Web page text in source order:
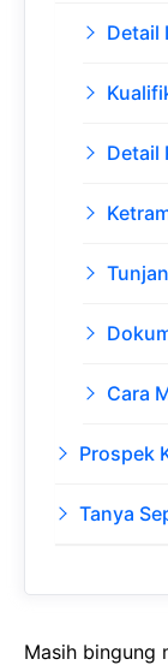
Detail
Detail
Cara
Prospek
Tanya
Masih bingung